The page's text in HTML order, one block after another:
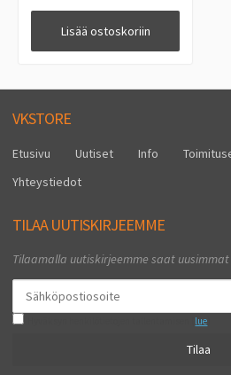
Lisää ostoskoriin
VKSTORE
Etusivu Uutiset Info
Yhteystiedot
TILAA UUTISKIRJEEMME
Tilaamalla uutiskirjeemme saat
lue
Tilaa